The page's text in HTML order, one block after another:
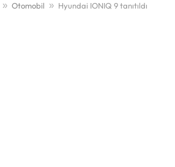
» Otomobil » Hyundai IONIQ 9 tanıtıldı